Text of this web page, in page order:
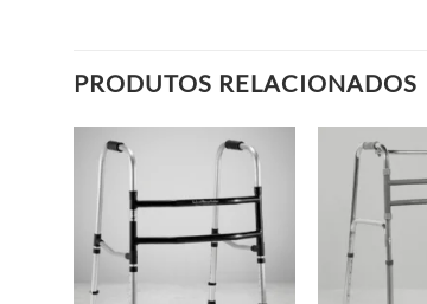
PRODUTOS RELACIONADOS